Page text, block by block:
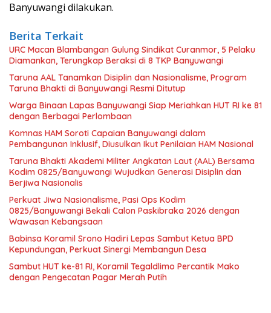
Banyuwangi dilakukan.
Berita Terkait
URC Macan Blambangan Gulung Sindikat Curanmor, 5 Pelaku
Diamankan, Terungkap Beraksi di 8 TKP Banyuwangi
Taruna AAL Tanamkan Disiplin dan Nasionalisme, Program
Taruna Bhakti di Banyuwangi Resmi Ditutup
Warga Binaan Lapas Banyuwangi Siap Meriahkan HUT RI ke 81
dengan Berbagai Perlombaan
Komnas HAM Soroti Capaian Banyuwangi dalam
Pembangunan Inklusif, Diusulkan Ikut Penilaian HAM Nasional
Taruna Bhakti Akademi Militer Angkatan Laut (AAL) Bersama
Kodim 0825/Banyuwangi Wujudkan Generasi Disiplin dan
Berjiwa Nasionalis
Perkuat Jiwa Nasionalisme, Pasi Ops Kodim
0825/Banyuwangi Bekali Calon Paskibraka 2026 dengan
Wawasan Kebangsaan
Babinsa Koramil Srono Hadiri Lepas Sambut Ketua BPD
Kepundungan, Perkuat Sinergi Membangun Desa
Sambut HUT ke-81 RI, Koramil Tegaldlimo Percantik Mako
dengan Pengecatan Pagar Merah Putih